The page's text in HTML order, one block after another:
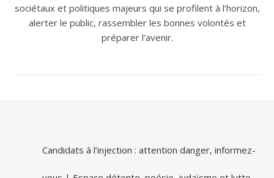
sociétaux et politiques majeurs qui se profilent à l’horizon,
alerter le public, rassembler les bonnes volontés et
préparer l’avenir.
Candidats à l’injection : attention danger, informez-